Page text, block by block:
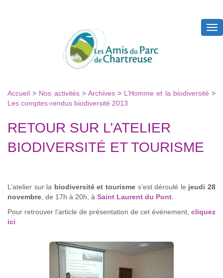
Accueil> Nos activités> Archives> L’Homme et la biodiversité >
Les comptes-rendus biodiversité 2013
RETOUR SUR L’ATELIER
BIODIVERSITÉ ET TOURISME
L’atelier sur la biodiversité et tourisme s’est déroulé le jeudi 28
novembre, de 17h à 20h, à Saint Laurent du Pont.
Pour retrouver l’article de présentation de cet événement, cliquez
ici.